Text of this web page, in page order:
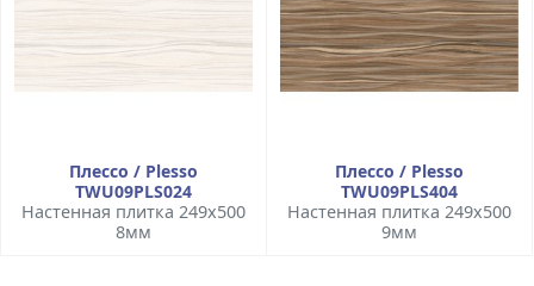
Плессо / Plesso
TWU09PLS024
Настенная плитка 249x500
8мм
Плессо / Plesso
TWU09PLS404
Настенная плитка 249x500
9мм